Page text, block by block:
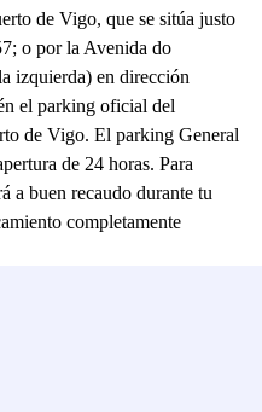
de Vigo, que se sitúa justo
o por la Avenida do
izquierda) en dirección
el parking oficial del
de Vigo. El parking General
de 24 horas. Para
a buen recaudo durante tu
completamente